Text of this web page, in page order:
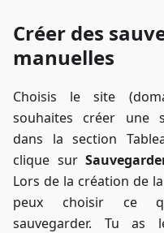
Créer des
manuelles
Choisis le site
souhaites créer une
dans la section
clique sur
Lors de la création de
peux choisir ce
sauvegarder. Tu as